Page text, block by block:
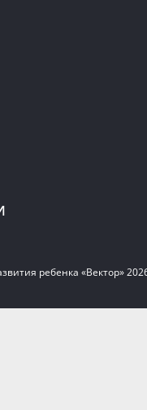
ребенка «Вектор»